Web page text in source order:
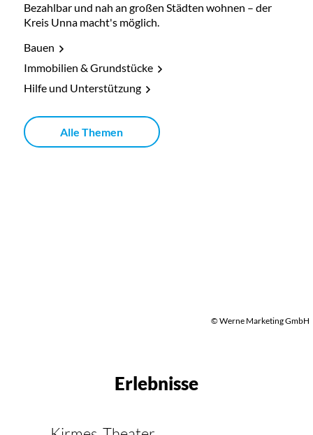
Bezahlbar und nah an großen Städten wohnen – der
Kreis Unna macht's möglich.
Bauen
Immobilien & Grundstücke
Hilfe und Unterstützung
Alle Themen
© Werne Marketing GmbH
Erlebnisse